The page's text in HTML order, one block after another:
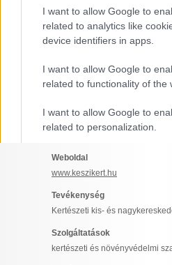
I want to allow Google to
related to analytics like
device identifiers in apps.
I want to allow Google to
related to functionality of the
I want to allow Google to
related to personalization.
I want to allow Google to
related to security, including
user protection.
KesziKert kft
06-23-451-198
Weboldal
www.keszikert.hu
Tevékenység
Kertészeti kis- és
Szolgáltatások
kertészeti és növényvédelmi